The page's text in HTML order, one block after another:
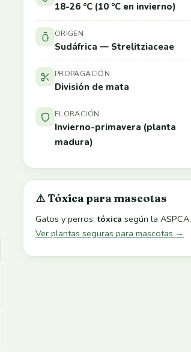
18-26 °C (10 °C en invierno)
ORIGEN
Sudáfrica — Strelitziaceae
PROPAGACIÓN
División de mata
FLORACIÓN
Invierno-primavera (planta
madura)
⚠️ Tóxica para mascotas
Gatos y perros:tóxica según la ASPCA.
Ver plantas seguras para mascotas →